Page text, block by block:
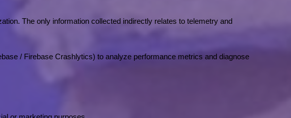
The only information collected indirectly relates to telemetry and
/ Firebase Crashlytics) to analyze performance metrics and diagnose